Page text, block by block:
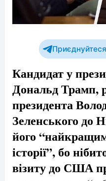
Кандидат у
Дональд Трамп,
президента
Зеленського до
його
історії”, бо
візиту до США